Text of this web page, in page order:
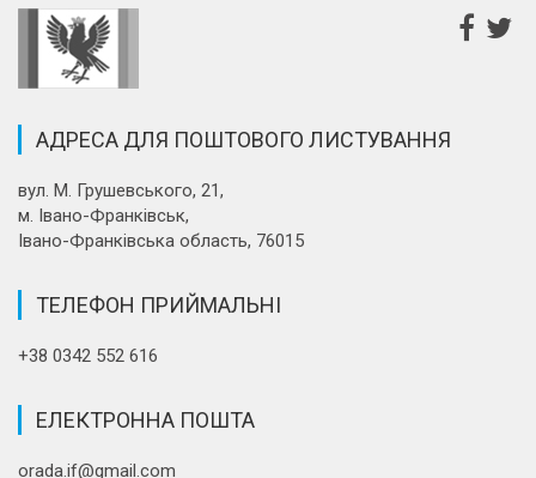
АДРЕСА ДЛЯ ПОШТОВОГО ЛИСТУВАННЯ
вул. М. Грушевського, 21,
м. Івано-Франківськ,
Івано-Франківська область, 76015
ТЕЛЕФОН ПРИЙМАЛЬНІ
+38 0342 552 616
ЕЛЕКТРОННА ПОШТА
orada.if@gmail.com